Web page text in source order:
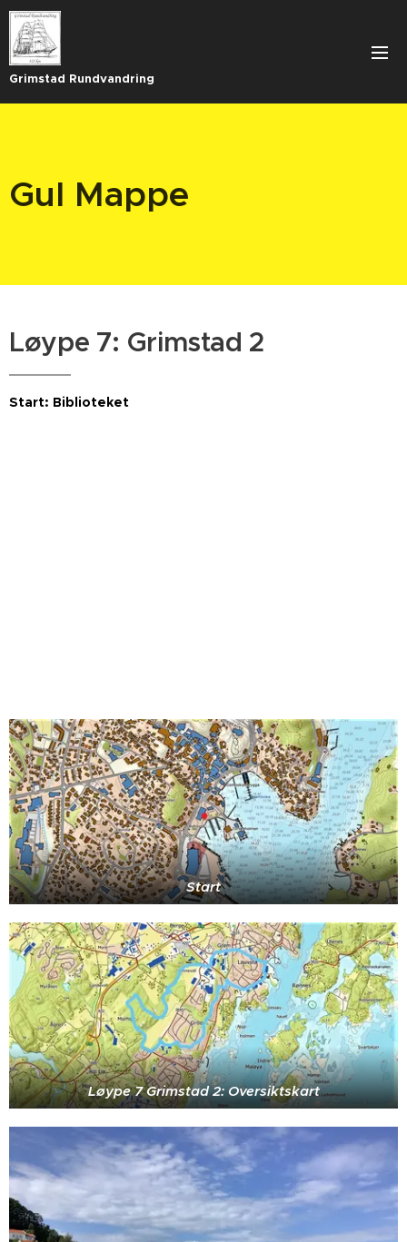
Grimstad Rundvandring
Gul Mappe
Løype 7: Grimstad 2
Start: Biblioteket
Start
Løype 7 Grimstad 2: Oversiktskart